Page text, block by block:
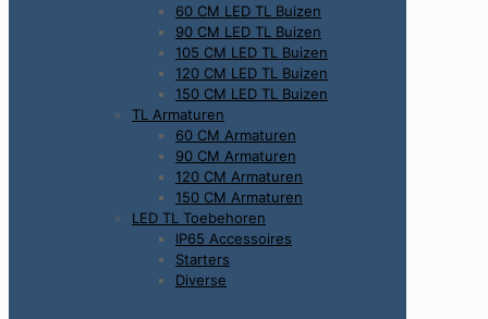
60 CM LED TL Buizen
90 CM LED TL Buizen
105 CM LED TL Buizen
120 CM LED TL Buizen
150 CM LED TL Buizen
TL Armaturen
60 CM Armaturen
90 CM Armaturen
120 CM Armaturen
150 CM Armaturen
LED TL Toebehoren
IP65 Accessoires
Starters
Diverse